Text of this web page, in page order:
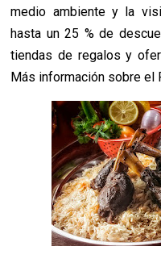
medio ambiente y la
hasta un 25 % de
tiendas de regalos y
Más información sobre el